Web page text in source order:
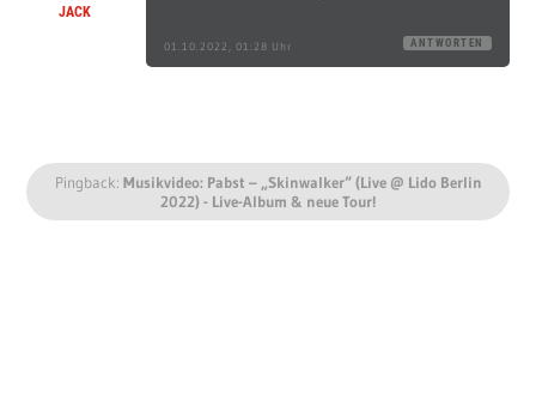
JACK
01.10.2022, 01:28 Uhr ANTWORTEN
Pingback: Musikvideo: Pabst – „Skinwalker“ (Live @ Lido Berlin
2022) - Live-Album & neue Tour!